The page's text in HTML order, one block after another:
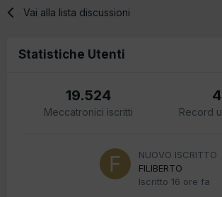
Vai alla lista discussioni
Statistiche Utenti
19.524
Meccatronici iscritti Record
NUOVO ISCRITTO
FILIBERTO
Iscritto 16 ore fa